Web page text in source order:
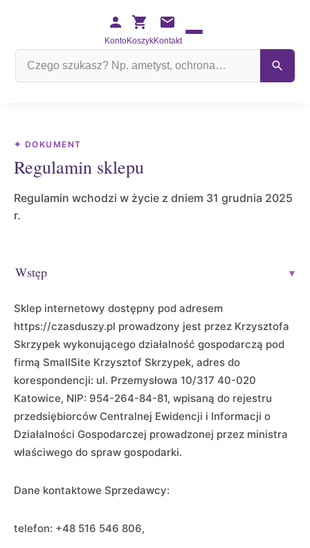
KontoKoszykKontakt
✦ DOKUMENT
Regulamin sklepu
Regulamin wchodzi w życie z dniem 31 grudnia 2025
r.
Wstęp ▾
Sklep internetowy dostępny pod adresem
https://czasduszy.pl prowadzony jest przez Krzysztofa
Skrzypek wykonującego działalność gospodarczą pod
firmą SmallSite Krzysztof Skrzypek, adres do
korespondencji: ul. Przemysłowa 10/317 40-020
Katowice, NIP: 954-264-84-81, wpisaną do rejestru
przedsiębiorców Centralnej Ewidencji i Informacji o
Działalności Gospodarczej prowadzonej przez ministra
właściwego do spraw gospodarki.
Dane kontaktowe Sprzedawcy:
telefon: +48 516 546 806,